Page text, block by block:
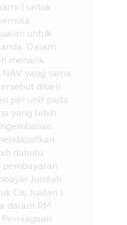
) untuk
untuk
Dalam
menarik
yang sama
dibeli
per unit pada
yang lebih
dahulu
pembayaran
Jumlah
Caj Jualan (
dalam RM